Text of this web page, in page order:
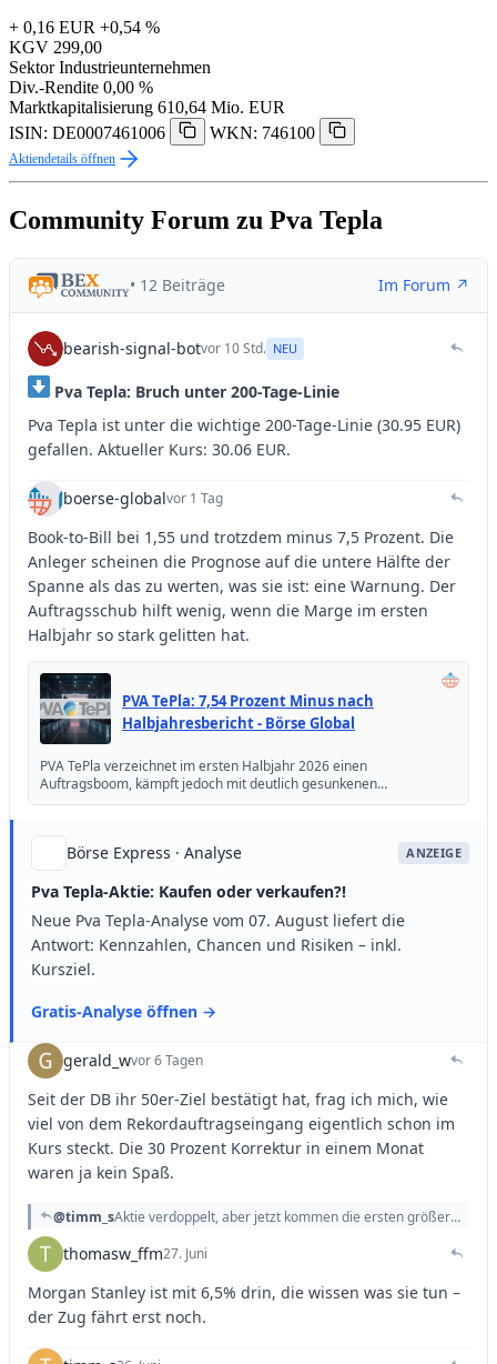
+ 0,16 EUR +0,54 %
KGV 299,00
Sektor Industrieunternehmen
Div.-Rendite 0,00 %
Marktkapitalisierung 610,64 Mio. EUR
ISIN: DE0007461006
WKN: 746100
Aktiendetails öffnen
Community Forum zu Pva Tepla